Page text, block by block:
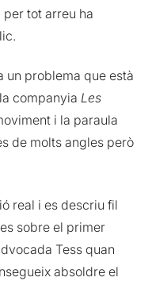
per tot arreu ha
un problema que està
companyiaLes
i la paraula
de molts angles però
real i es descriu fil
sobre el primer
Tess quan
absoldre el